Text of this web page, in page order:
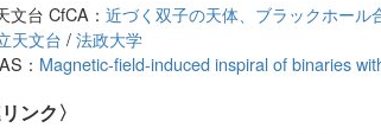
文台 CfCA：近づく双子の天体、ブラックホール
天文台 /法政大学
： Magnetic-field-induced inspiral of binaries
ンク〉